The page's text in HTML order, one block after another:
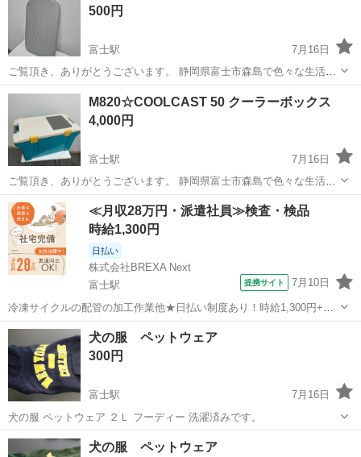
500円
富士駅
7月16日
ご覧頂き、ありがとうございます。 静岡県富士市森島で色々な生活家
具を販売しております。 まとめてご購入して頂ければ、お値引きさせ
ていただきます！ 商品説明 中古品のためシミがあります。 管理番号
M827 ★配...
静岡 富士市 富士駅
M820☆COOLCAST 50 クーラーボックス
4,000円
富士駅
7月16日
ご覧頂き、ありがとうございます。 静岡県富士市森島で色々な生活家
具を販売しております。 まとめてご購入して頂ければ、お値引きさせ
ていただきます！ 商品説明 臭いなし、美品です COOLCAST 50 クー
ラーボックス...
静岡 富士市 富士駅 その他
≪月収28万円・派遣社員≫検査・検品
時給1,300円
日払い
株式会社BREXA Next
富士駅
提携サイト 7月10日
冷凍サイクルの配管の加工作業他★日払い制度あり！時給1,300円+交
通費！未経験者活躍中◎20代～50代まで幅広い年代の男女スタッフが
活躍中！日勤・土日祝休み！マイカー、自転車通勤OK！就業先食堂あ
り！《静岡県富士市》 人...
静岡 富士市 富士駅 その他
犬の服 ペットウェア
300円
富士駅
7月16日
犬の服 ペットウェア ２Ｌ フーディー 洗濯済みです。
静岡 富士市 富士駅 その他
犬の服 ペットウェア